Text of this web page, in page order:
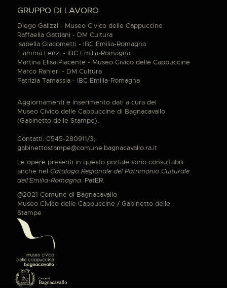
GRUPPO DI LAVORO
Diego Galizzi - Museo Civico delle Cappuccine
Raffaella Gattiani - DM Cultura
Isabella Giacometti - IBC Emilia-Romagna
Fiamma Lenzi - IBC Emilia-Romagna
Martina Elisa Piacente - Museo Civico delle Cappuccine
Marco Ranieri - DM Cultura
Patrizia Tamassia - IBC Emilia-Romagna
Aggiornamenti e inserimento dati a cura del
Museo Civico delle Cappuccine di Bagnacavallo
(Gabinetto delle Stampe).
Contatti: 0545-280911/3;
gabinettostampe@comune.bagnacavallo.ra.it
Le opere presenti in questo portale sono consultabili
anche nel Catalogo Regionale del Patrimonio Culturale
dell'Emilia-Romagna: PatER.
@2021 Comune di Bagnacavallo
Museo Civico delle Cappuccine / Gabinetto delle
Stampe